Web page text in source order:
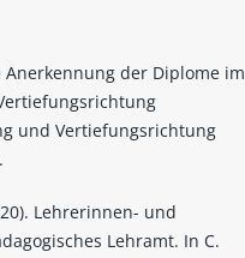
Anerkennung der Diplome im
und Vertiefungsrichtung
Lehrerinnen- und
Lehramt. In C.